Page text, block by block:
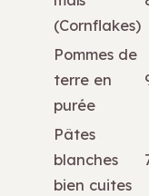
(Cornflakes)
Pommes de
terre en
purée
Pâtes
blanches
bien cuites